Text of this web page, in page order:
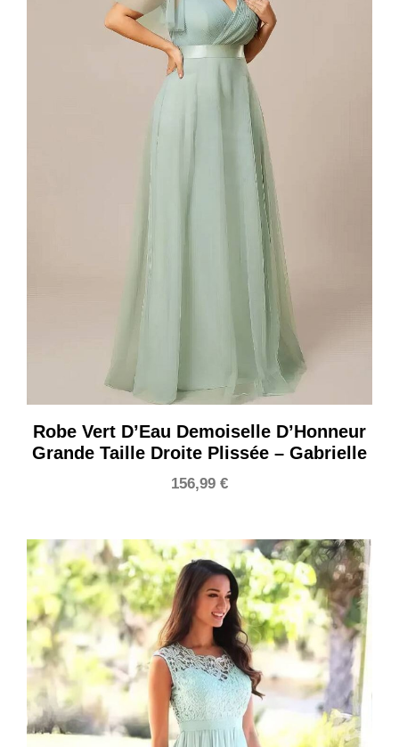
Robe Vert D’Eau Demoiselle D’Honneur
Grande Taille Droite Plissée – Gabrielle
156,99 €